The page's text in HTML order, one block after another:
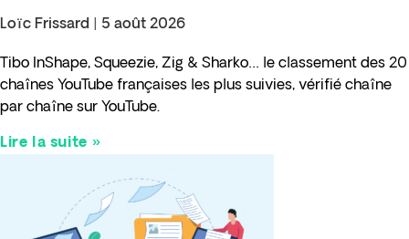
Loïc Frissard 5 août 2026
Tibo InShape, Squeezie, Zig & Sharko… le classement des 20
chaînes YouTube françaises les plus suivies, vérifié chaîne
par chaîne sur YouTube.
Lire la suite »